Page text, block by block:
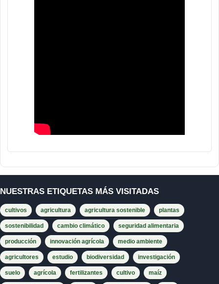
NUESTRAS ETIQUETAS MÁS VISITADAS
cultivos agricultura agricultura sostenible plantas
sostenibilidad cambio climático seguridad alimentaria
producción innovación agrícola medio ambiente
agricultores estudio biodiversidad investigación
suelo agrícola fertilizantes cultivo maíz